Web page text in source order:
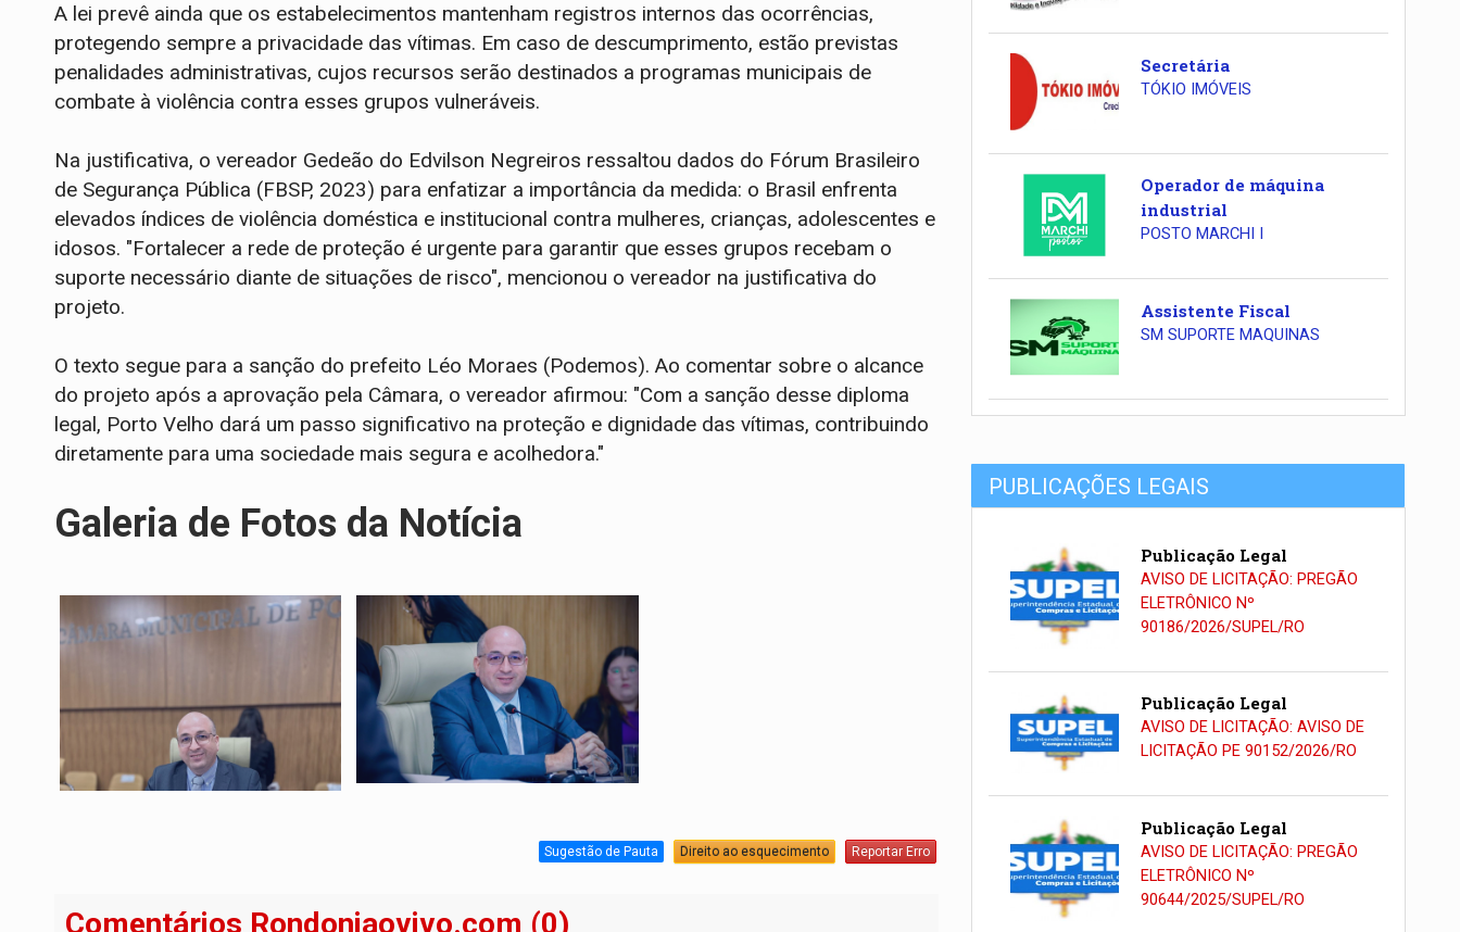
A lei prevê ainda que os estabelecimentos mantenham registros internos das ocorrências,
protegendo sempre a privacidade das vítimas. Em caso de descumprimento, estão previstas
penalidades administrativas, cujos recursos serão destinados a programas municipais de
combate à violência contra esses grupos vulneráveis.
Na justificativa, o vereador Gedeão do Edvilson Negreiros ressaltou dados do Fórum Brasileiro
de Segurança Pública (FBSP, 2023) para enfatizar a importância da medida: o Brasil enfrenta
elevados índices de violência doméstica e institucional contra mulheres, crianças, adolescentes e
idosos. "Fortalecer a rede de proteção é urgente para garantir que esses grupos recebam o
suporte necessário diante de situações de risco", mencionou o vereador na justificativa do
projeto.
O texto segue para a sanção do prefeito Léo Moraes (Podemos). Ao comentar sobre o alcance
do projeto após a aprovação pela Câmara, o vereador afirmou: "Com a sanção desse diploma
legal, Porto Velho dará um passo significativo na proteção e dignidade das vítimas, contribuindo
diretamente para uma sociedade mais segura e acolhedora."
Galeria de Fotos da Notícia
Sugestão de Pauta Direito ao esquecimento Reportar Erro
Comentários Rondoniaovivo.com (0)
Secretária
TÓKIO IMÓVEIS
Operador de máquina
industrial
POSTO MARCHI I
Assistente Fiscal
SM SUPORTE MAQUINAS
PUBLICAÇÕES LEGAIS
Publicação Legal
AVISO DE LICITAÇÃO: PREGÃO
ELETRÔNICO Nº
90186/2026/SUPEL/RO
Publicação Legal
AVISO DE LICITAÇÃO: AVISO DE
LICITAÇÃO PE 90152/2026/RO
Publicação Legal
AVISO DE LICITAÇÃO: PREGÃO
ELETRÔNICO Nº
90644/2025/SUPEL/RO